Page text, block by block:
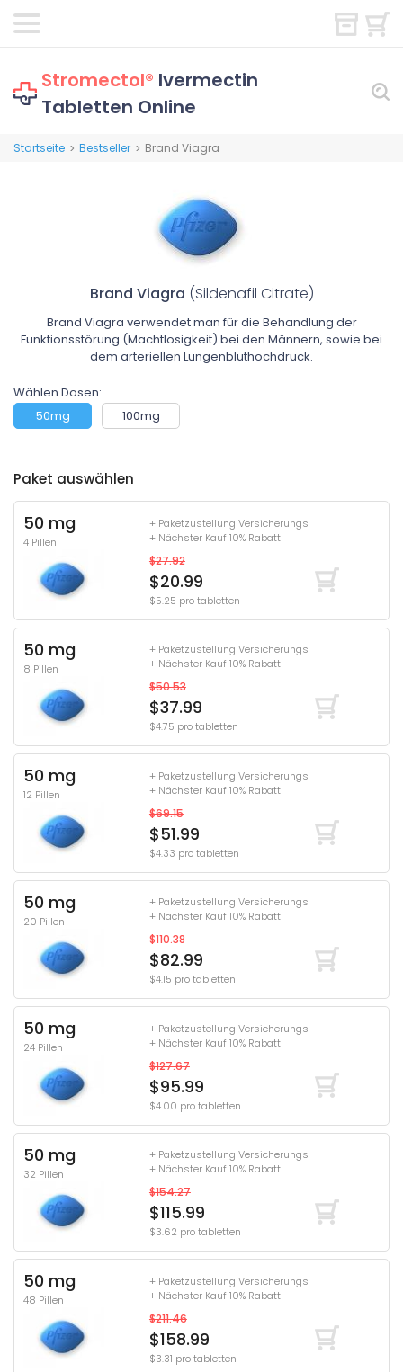
Stromectol® Ivermectin
Tabletten Online
Startseite > Bestseller > Brand Viagra
Brand Viagra (Sildenafil Citrate)
Brand Viagra verwendet man für die Behandlung der
Funktionsstörung (Machtlosigkeit) bei den Männern, sowie bei
dem arteriellen Lungenbluthochdruck.
Wählen Dosen:
50mg
100mg
Paket auswählen
50 mg
4 Pillen
+ Paketzustellung Versicherungs
+ Nächster Kauf 10% Rabatt
$27.92
$20.99
$5.25 pro tabletten
50 mg
8 Pillen
+ Paketzustellung Versicherungs
+ Nächster Kauf 10% Rabatt
$50.53
$37.99
$4.75 pro tabletten
50 mg
12 Pillen
+ Paketzustellung Versicherungs
+ Nächster Kauf 10% Rabatt
$69.15
$51.99
$4.33 pro tabletten
50 mg
20 Pillen
+ Paketzustellung Versicherungs
+ Nächster Kauf 10% Rabatt
$110.38
$82.99
$4.15 pro tabletten
50 mg
24 Pillen
+ Paketzustellung Versicherungs
+ Nächster Kauf 10% Rabatt
$127.67
$95.99
$4.00 pro tabletten
50 mg
32 Pillen
+ Paketzustellung Versicherungs
+ Nächster Kauf 10% Rabatt
$154.27
$115.99
$3.62 pro tabletten
50 mg
48 Pillen
+ Paketzustellung Versicherungs
+ Nächster Kauf 10% Rabatt
$211.46
$158.99
$3.31 pro tabletten